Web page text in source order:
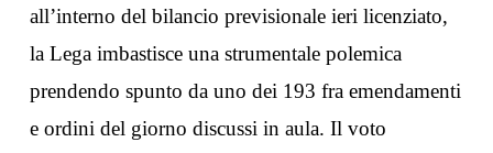
all’interno del bilancio previsionale ieri licenziato,
la Lega imbastisce una strumentale polemica
prendendo spunto da uno dei 193 fra emendamenti
e ordini del giorno discussi in aula. Il voto